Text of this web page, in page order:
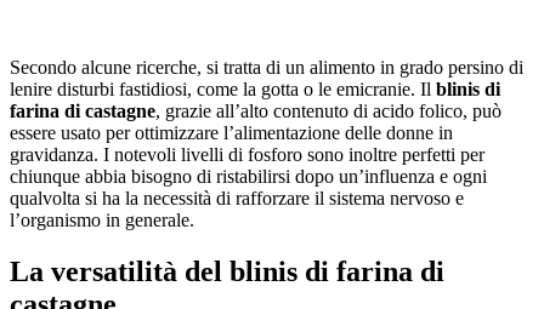
Secondo alcune ricerche, si tratta di un alimento in grado persino di
lenire disturbi fastidiosi, come la gotta o le emicranie. Il blinis di
farina di castagne, grazie all’alto contenuto di acido folico, può
essere usato per ottimizzare l’alimentazione delle donne in
gravidanza. I notevoli livelli di fosforo sono inoltre perfetti per
chiunque abbia bisogno di ristabilirsi dopo un’influenza e ogni
qualvolta si ha la necessità di rafforzare il sistema nervoso e
l’organismo in generale.
La versatilità del blinis di farina di